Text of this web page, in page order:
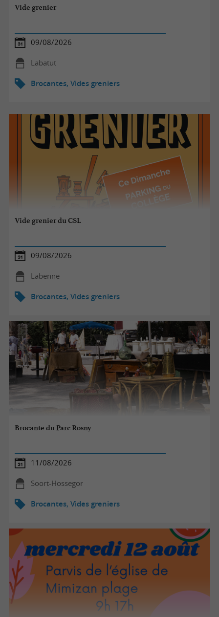
Vide grenier
09/08/2026
Labatut
Brocantes, Vides greniers
Vide grenier du CSL
09/08/2026
Labenne
Brocantes, Vides greniers
Brocante du Parc Rosny
11/08/2026
Soort-Hossegor
Brocantes, Vides greniers